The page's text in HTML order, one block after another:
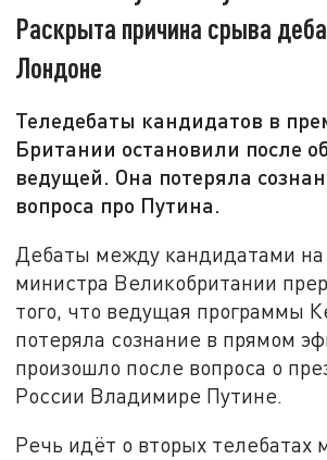
Раскрыта причина срыва
Лондоне
Теледебаты кандидатов в
Британии остановили после
ведущей. Она потеряла
вопроса про Путина.
Дебаты между кандидатами на
министра Великобритании
того, что ведущая программы
потеряла сознание в прямом
произошло после вопроса о
России Владимире Путине.
Речь идёт о вторых телебатах